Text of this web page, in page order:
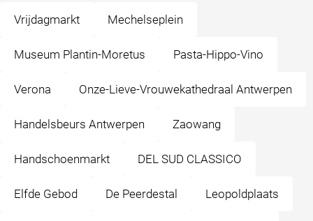
Vrijdagmarkt Mechelseplein
Museum Plantin-Moretus Pasta-Hippo-Vino
Verona Onze-Lieve-Vrouwekathedraal Antwerpen
Handelsbeurs Antwerpen Zaowang
Handschoenmarkt DEL SUD CLASSICO
Elfde Gebod De Peerdestal Leopoldplaats